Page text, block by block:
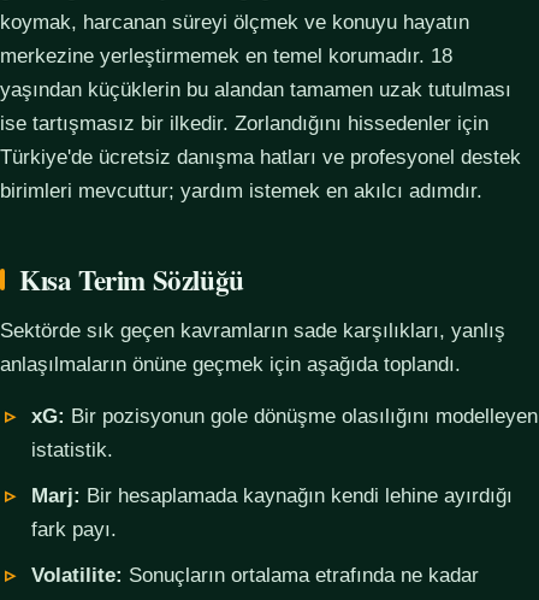
koymak, harcanan süreyi ölçmek ve konuyu hayatın
merkezine yerleştirmemek en temel korumadır. 18
yaşından küçüklerin bu alandan tamamen uzak tutulması
ise tartışmasız bir ilkedir. Zorlandığını hissedenler için
Türkiye'de ücretsiz danışma hatları ve profesyonel destek
birimleri mevcuttur; yardım istemek en akılcı adımdır.
Kısa Terim Sözlüğü
Sektörde sık geçen kavramların sade karşılıkları, yanlış
anlaşılmaların önüne geçmek için aşağıda toplandı.
xG: Bir pozisyonun gole dönüşme olasılığını modelleyen
istatistik.
Marj: Bir hesaplamada kaynağın kendi lehine ayırdığı
fark payı.
Volatilite: Sonuçların ortalama etrafında ne kadar